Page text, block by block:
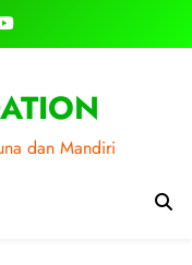
dan Mandiri